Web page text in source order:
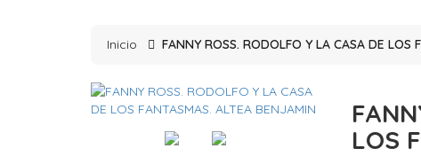
Inicio FANNY ROSS. RODOLFO Y LA CASA DE LOS
LOS